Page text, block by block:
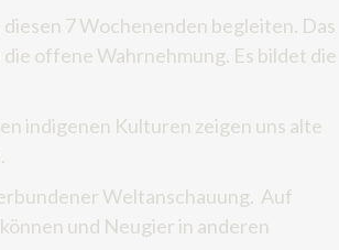
7 Wochenenden begleiten. Das
offene Wahrnehmung. Es bildet die
indigenen Kulturen zeigen uns alte
Weltanschauung. Auf
und Neugier in anderen